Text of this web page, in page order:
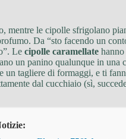
mentre le cipolle sfrigolano
Da “sto facendo un
Le cipolle caramellate
un panino qualunque in una
un tagliere di formaggi, e ti
dal cucchiaio (sì,